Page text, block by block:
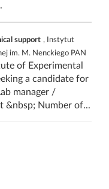
support , Instytut
im. M. Nenckiego PAN
of Experimental
a candidate for
manager /
&nbsp; Number of...